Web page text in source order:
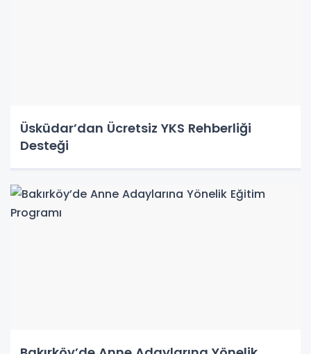
Üsküdar’dan Ücretsiz YKS Rehberliği
Desteği